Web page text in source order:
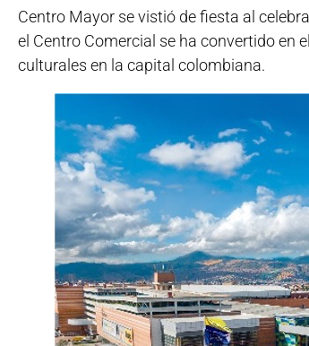
Centro Mayor se vistió de fiesta al
el Centro Comercial se ha convertido en
culturales en la capital colombiana.